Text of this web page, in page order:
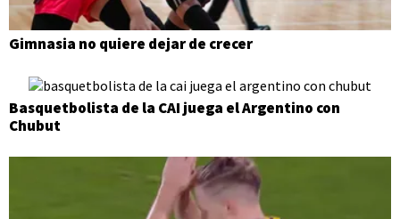
Gimnasia no quiere dejar de crecer
Basquetbolista de la CAI juega el Argentino con
Chubut